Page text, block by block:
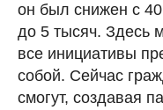
он был снижен с
до 5 тысяч. Здесь
все инициативы
собой. Сейчас
смогут, создавая